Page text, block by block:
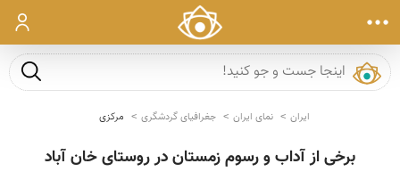
ورود
جست و
ایران نمای ایران جغرافیای گردشگری مرکزی
برخی از آداب و رسوم زمستان در روستای خان آباد